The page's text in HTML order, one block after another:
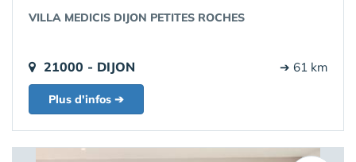
VILLA MEDICIS DIJON PETITES ROCHES
21000 - DIJON ➔ 61 km
Plus d'infos ➔